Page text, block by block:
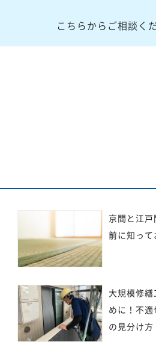
こちらからご相談く
京間と江戸
前に知って
大規模修繕
めに！不適
の見分け方